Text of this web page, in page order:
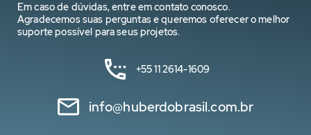
Em caso de dúvidas, entre em contato conosco.
Agradecemos suas perguntas e queremos oferecer o melhor
suporte possível para seus projetos.
+55 11 2614-1609
info@huberdobrasil.com.br